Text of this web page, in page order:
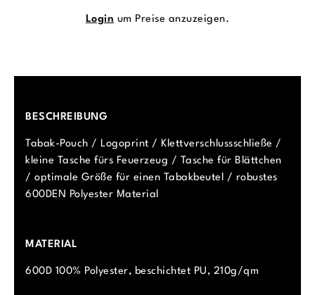
Login um Preise anzuzeigen.
BESCHREIBUNG
Tabak-Pouch / Logoprint / Klettverschlussschließe /
kleine Tasche fürs Feuerzeug / Tasche für Blättchen
/ optimale Größe für einen Tabakbeutel / robustes
600DEN Polyester Material
MATERIAL
600D 100% Polyester, beschichtet PU, 210g/qm